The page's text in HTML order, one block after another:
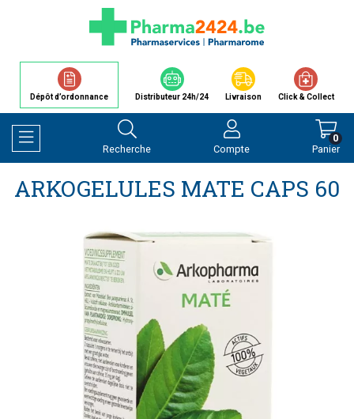
Dépôt d’ordonnance Distributeur 24h/24 Livraison Click & Collect
Afficher la navigation
Recherche Compte Panier
0
ARKOGELULES MATE CAPS 60